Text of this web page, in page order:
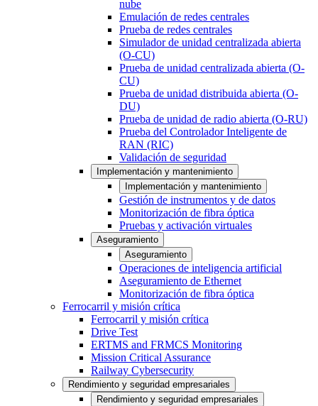
nube
Emulación de redes centrales
Prueba de redes centrales
Simulador de unidad centralizada abierta
(O-CU)
Prueba de unidad centralizada abierta (O-
CU)
Prueba de unidad distribuida abierta (O-
DU)
Prueba de unidad de radio abierta (O-RU)
Prueba del Controlador Inteligente de
RAN (RIC)
Validación de seguridad
Implementación y mantenimiento
Implementación y mantenimiento
Gestión de instrumentos y de datos
Monitorización de fibra óptica
Pruebas y activación virtuales
Aseguramiento
Aseguramiento
Operaciones de inteligencia artificial
Aseguramiento de Ethernet
Monitorización de fibra óptica
Ferrocarril y misión crítica
Ferrocarril y misión crítica
Drive Test
ERTMS and FRMCS Monitoring
Mission Critical Assurance
Railway Cybersecurity
Rendimiento y seguridad empresariales
Rendimiento y seguridad empresariales